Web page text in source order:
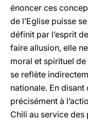
énoncer ces
de l’Eglise puisse
définit par l’esprit
faire allusion, elle
moral et spirituel
se reflète
nationale. En
précisément à
Chili au service des